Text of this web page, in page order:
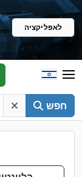
לאפליקציה
חפש